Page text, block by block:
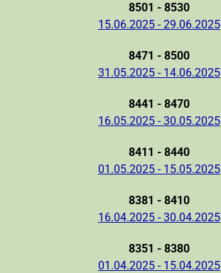
8501 - 8530
15.06.2025 - 29.06.2025
8471 - 8500
31.05.2025 - 14.06.2025
8441 - 8470
16.05.2025 - 30.05.2025
8411 - 8440
01.05.2025 - 15.05.2025
8381 - 8410
16.04.2025 - 30.04.2025
8351 - 8380
01.04.2025 - 15.04.2025